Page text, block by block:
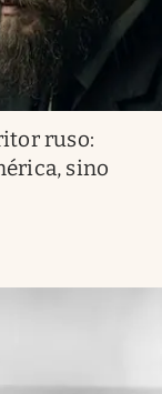
ruso:
sino